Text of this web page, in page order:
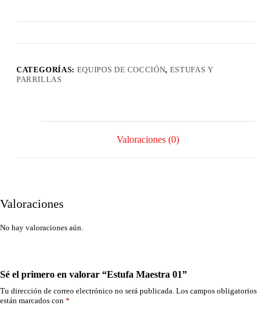
CATEGORÍAS: EQUIPOS DE COCCIÓN, ESTUFAS Y
PARRILLAS
Valoraciones (0)
Valoraciones
No hay valoraciones aún.
Sé el primero en valorar “Estufa Maestra 01”
Tu dirección de correo electrónico no será publicada. Los campos obligatorios
están marcados con *